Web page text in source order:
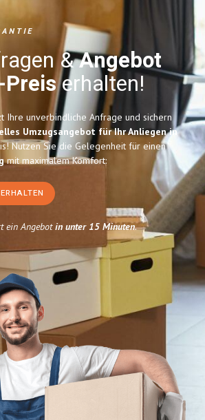
&Angebot
erhalten!
Ihre unverbindliche Anfrage und sichern
Umzugsangebot für Ihr Anliegen in
Nutzen Sie die Gelegenheit für einen
mit maximalem Komfort:
ein Angebotin unter 15 Minuten.